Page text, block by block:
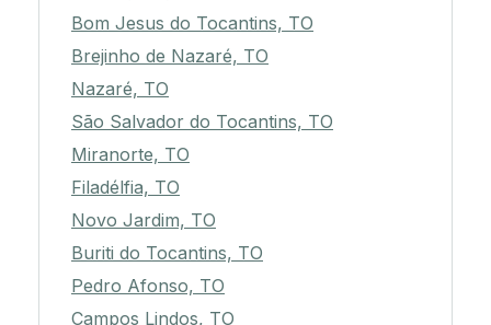
Bom Jesus do Tocantins, TO
Brejinho de Nazaré, TO
Nazaré, TO
São Salvador do Tocantins, TO
Miranorte, TO
Filadélfia, TO
Novo Jardim, TO
Buriti do Tocantins, TO
Pedro Afonso, TO
Campos Lindos, TO